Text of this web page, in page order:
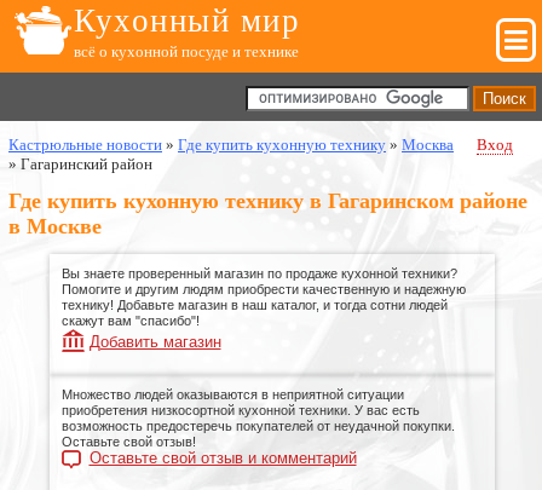
Кухонный мир
всё о кухонной посуде и технике
Кастрюльные новости » Где купить кухонную технику » Москва
» Гагаринский район
Вход
Где купить кухонную технику в Гагаринском районе
в Москве
Вы знаете проверенный магазин по продаже кухонной техники?
Помогите и другим людям приобрести качественную и надежную
технику! Добавьте магазин в наш каталог, и тогда сотни людей
скажут вам "спасибо"!
Добавить магазин
Множество людей оказываются в неприятной ситуации
приобретения низкосортной кухонной техники. У вас есть
возможность предостеречь покупателей от неудачной покупки.
Оставьте свой отзыв!
Оставьте свой отзыв и комментарий